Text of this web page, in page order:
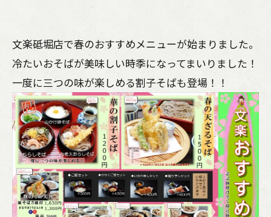
文楽砥堀店で春のおすすめメニューが始まりました。
冷たいおそばが美味しい時季になってまいりました！
一度に三つの味が楽しめる割子そばも登場！！